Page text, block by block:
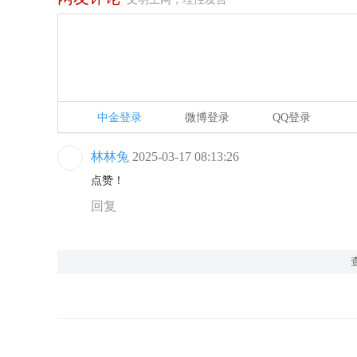
中金登录 微博登录 QQ登录
林林兔 2025-03-17 08:13:26
点赞！
回复